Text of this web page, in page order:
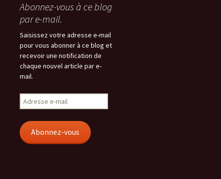
Abonnez-vous à ce blog
par e-mail.
Saisissez votre adresse e-mail
pour vous abonner à ce blog et
recevoir une notification de
chaque nouvel article par e-
mail.
Adresse
e-
Abonnez-vous